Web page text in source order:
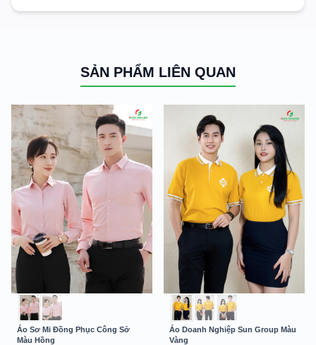
SẢN PHẨM LIÊN QUAN
Áo Sơ Mi Đồng Phục Công Sở
Màu Hồng
Áo Doanh Nghiệp Sun Group Màu
Vàng